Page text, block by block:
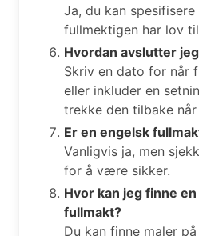
Ja, du kan
fullmektigen har lov
Hvordan avslutter
Skriv en dato for når
eller inkluder en
trekke den tilbake
Er en engelsk
Vanligvis ja, men
for å være sikker.
Hvor kan jeg finne
fullmakt?
Du kan finne maler